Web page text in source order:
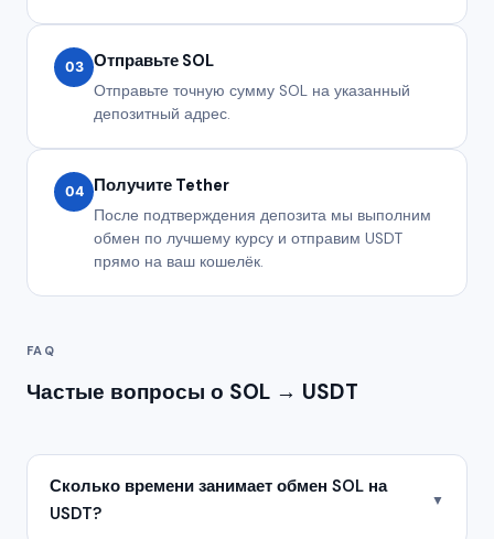
03 Отправьте SOL
Отправьте точную сумму SOL на указанный
депозитный адрес.
04 Получите Tether
После подтверждения депозита мы выполним
обмен по лучшему курсу и отправим USDT
прямо на ваш кошелёк.
FAQ
Частые вопросы о SOL → USDT
Сколько времени занимает обмен SOL на
USDT?
▼